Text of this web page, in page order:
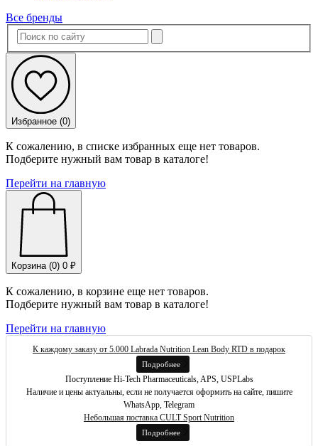
Все бренды
Избранное (0)
К сожалению, в списке избранных еще нет товаров.
Подберите нужный вам товар в каталоге!
Перейти на главную
Корзина (0) 0 ₽
К сожалению, в корзине еще нет товаров.
Подберите нужный вам товар в каталоге!
Перейти на главную
К каждому заказу от 5.000 Labrada Nutrition Lean Body RTD в подарок
Подробнее
Поступление Hi-Tech Pharmaceuticals, APS, USPLabs
Наличие и цены актуальны, если не получается оформить на сайте, пишите
WhatsApp, Telegram
Небольшая поставка CULT Sport Nutrition
Подробнее